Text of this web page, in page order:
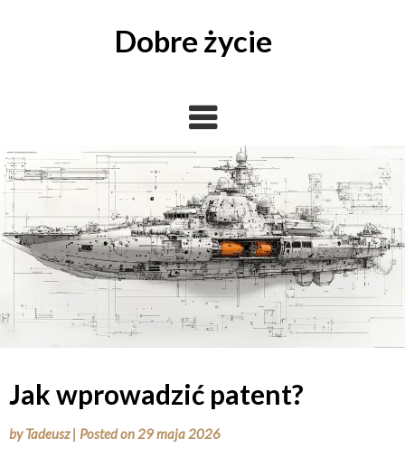
Dobre życie
Jak wprowadzić patent?
byTadeusz | Posted on29 maja 2026